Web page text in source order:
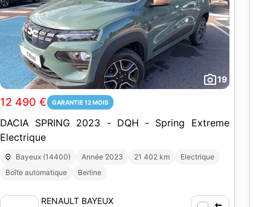
19
12 490 € GARANTIE 12 MOIS
DACIA SPRING 2023 - DQH - Spring Extreme
Electrique
Bayeux (14400) Année 2023 21 402 km
Electrique
Boîte automatique
Berline
RENAULT BAYEUX